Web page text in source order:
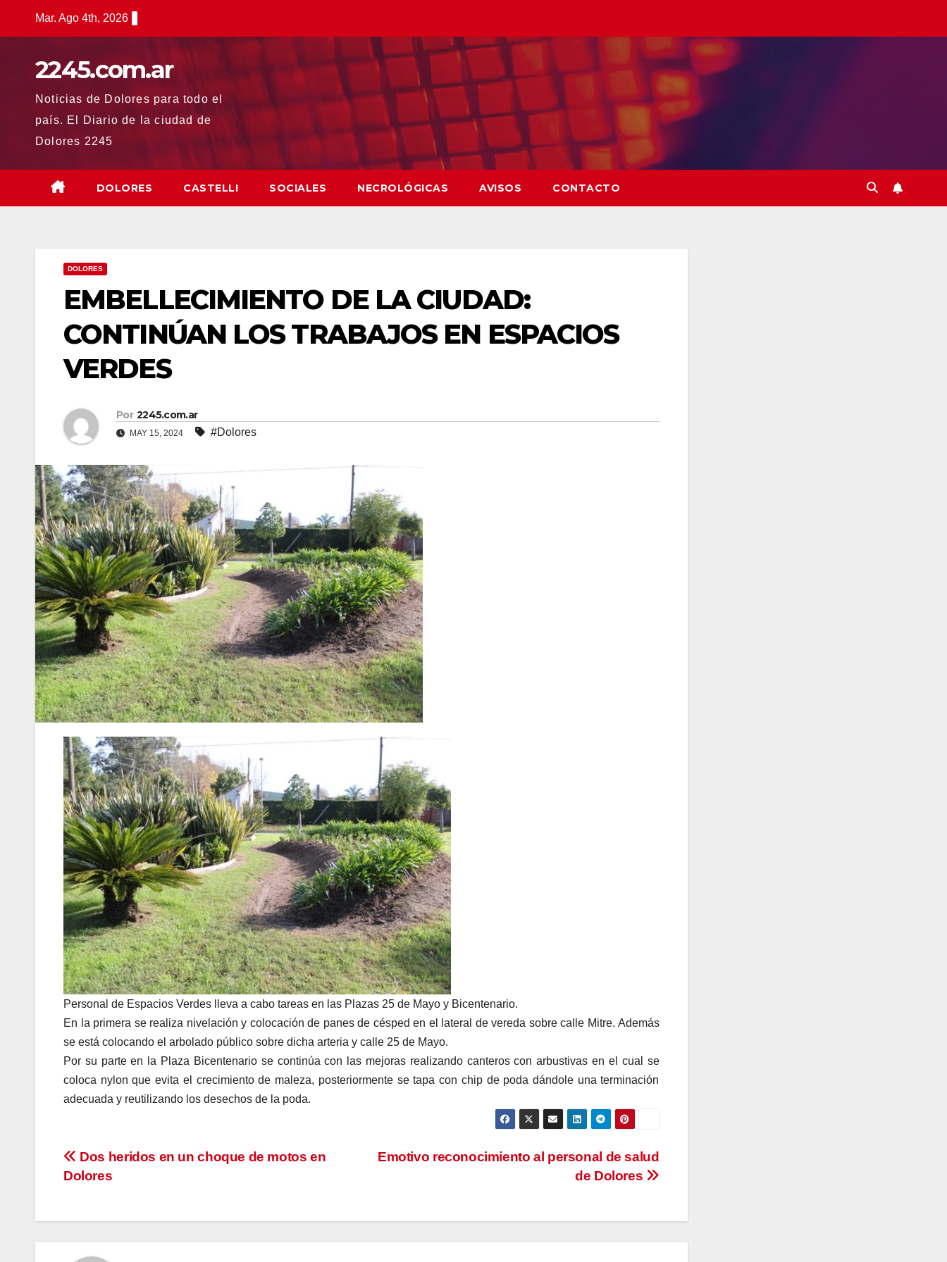
Mar. Ago 4th, 2026
2245.com.ar
Noticias de Dolores para todo el
país. El Diario de la ciudad de
Dolores 2245
DOLORES CASTELLI SOCIALES NECROLÓGICAS AVISOS CONTACTO
DOLORES
EMBELLECIMIENTO DE LA CIUDAD:
CONTINÚAN LOS TRABAJOS EN ESPACIOS
VERDES
Por 2245.com.ar
MAY 15, 2024 #Dolores
Personal de Espacios Verdes lleva a cabo tareas en las Plazas 25 de Mayo y Bicentenario.
En la primera se realiza nivelación y colocación de panes de césped en el lateral de vereda sobre calle Mitre. Además
se está colocando el arbolado público sobre dicha arteria y calle 25 de Mayo.
Por su parte en la Plaza Bicentenario se continúa con las mejoras realizando canteros con arbustivas en el cual se
coloca nylon que evita el crecimiento de maleza, posteriormente se tapa con chip de poda dándole una terminación
adecuada y reutilizando los desechos de la poda.
Navegación
entradas
Emotivo reconocimiento al personal de salud
de Dolores
Dos heridos en un choque de motos en
Dolores